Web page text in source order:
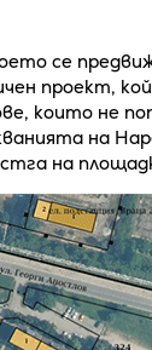
се
проект,
които не
на
на